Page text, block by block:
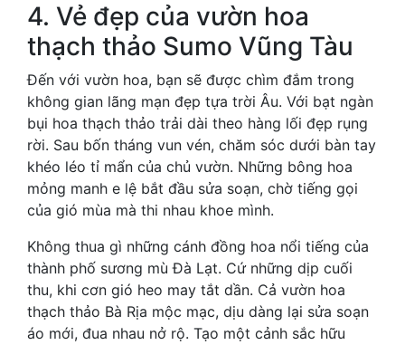
4. Vẻ đẹp của vườn hoa
thạch thảo Sumo Vũng Tàu
Đến với vườn hoa, bạn sẽ được chìm đắm trong
không gian lãng mạn đẹp tựa trời Âu. Với bạt ngàn
bụi hoa thạch thảo trải dài theo hàng lối đẹp rụng
rời. Sau bốn tháng vun vén, chăm sóc dưới bàn tay
khéo léo tỉ mẩn của chủ vườn. Những bông hoa
mỏng manh e lệ bắt đầu sửa soạn, chờ tiếng gọi
của gió mùa mà thi nhau khoe mình.
Không thua gì những cánh đồng hoa nổi tiếng của
thành phố sương mù Đà Lạt. Cứ những dịp cuối
thu, khi cơn gió heo may tắt dần. Cả vườn hoa
thạch thảo Bà Rịa mộc mạc, dịu dàng lại sửa soạn
áo mới, đua nhau nở rộ. Tạo một cảnh sắc hữu